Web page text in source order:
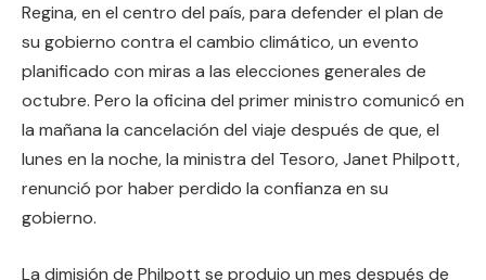
Regina, en el centro del país, para defender el plan de
su gobierno contra el cambio climático, un evento
planificado con miras a las elecciones generales de
octubre. Pero la oficina del primer ministro comunicó en
la mañana la cancelación del viaje después de que, el
lunes en la noche, la ministra del Tesoro, Janet Philpott,
renunció por haber perdido la confianza en su
gobierno.
La dimisión de Philpott se produjo un mes después de